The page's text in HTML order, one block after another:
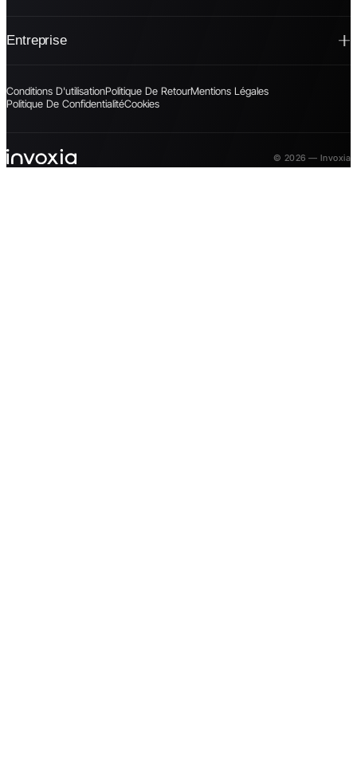
Entreprise
Conditions D'utilisationPolitique De RetourMentions Légales
Politique De ConfidentialitéCookies
© 2026 — Invoxia